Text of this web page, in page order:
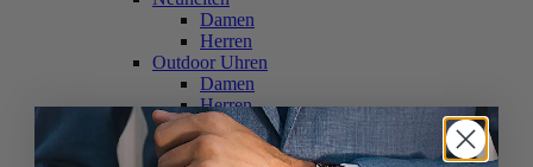
Damen
Herren
Outdoor Uhren
Damen
Herren
Schweizer Uhren
Damen